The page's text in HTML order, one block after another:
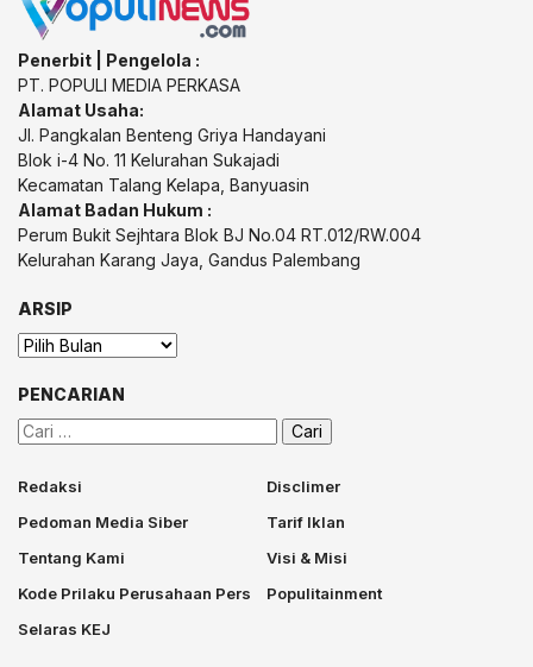
Penerbit | Pengelola :
PT. POPULI MEDIA PERKASA
Alamat Usaha:
Jl. Pangkalan Benteng Griya Handayani
Blok i-4 No. 11 Kelurahan Sukajadi
Kecamatan Talang Kelapa, Banyuasin
Alamat Badan Hukum :
Perum Bukit Sejhtara Blok BJ No.04 RT.012/RW.004
Kelurahan Karang Jaya, Gandus Palembang
ARSIP
Arsip
PENCARIAN
Cari
Redaksi
Disclimer
Pedoman Media Siber
Tarif Iklan
Tentang Kami
Visi & Misi
Kode Prilaku Perusahaan Pers
Selaras KEJ
Populitainment